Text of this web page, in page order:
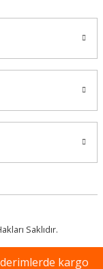
Saklıdır.
kargo